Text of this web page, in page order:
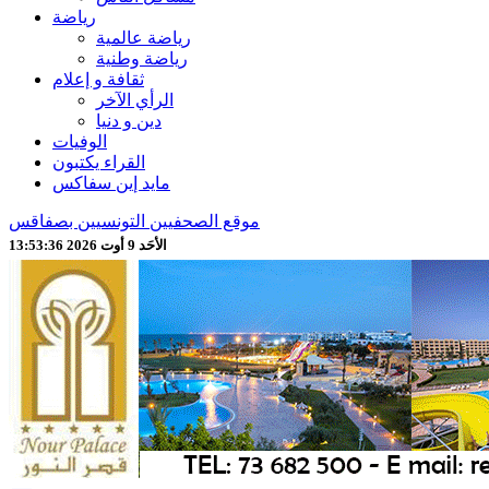
رياضة
رياضة عالمية
رياضة وطنية
ثقافة و إعلام
الرأي الآخر
دين و دنيا
الوفيات
القراء يكتبون
مايد إين سفاكس
موقع الصحفيين التونسيين بصفاقس
الأحَد 9 أوت 2026 13:53:38